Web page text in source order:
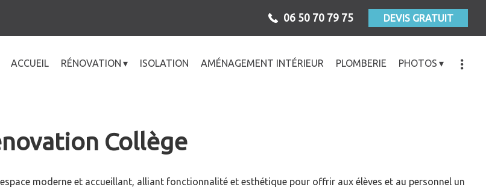
DEVIS GRATUIT
06 50 70 79 75
ACCUEIL RÉNOVATION ISOLATION AMÉNAGEMENT INTÉRIEUR PLOMBERIE PHOTOS
Collège
moderne et accueillant, alliant fonctionnalité et esthétique pour offrir aux élèves et au personnel un